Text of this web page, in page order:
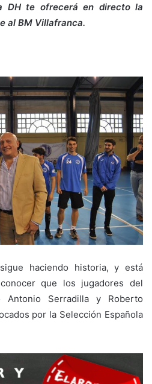
DH te ofrecerá en directo la
al BM Villafranca.
haciendo historia, y está
que los jugadores del
Antonio Serradilla y Roberto
por la Selección Española